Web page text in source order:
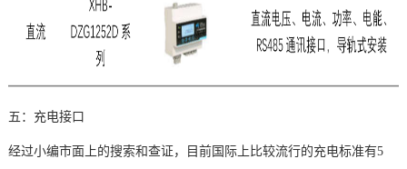
五：充电接口
经过小编市面上的搜索和查证，目前国际上比较流行的充电标准有5